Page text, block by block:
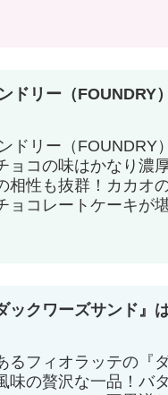
ドリー（FOUNDRY
ドリー（FOUNDRY
ョコの味はかなり濃
相性も抜群！カカオ
ョコレートケーキが
ックワーズサンド』
るフィオラッテの『
味の贅沢な一品！バ